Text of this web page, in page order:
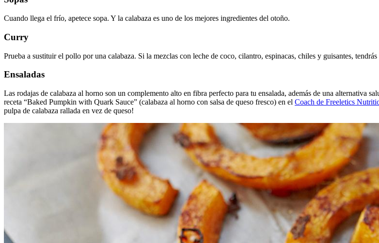
Cuando llega el frío, apetece sopa. Y la calabaza es uno de los mejores ingredientes del otoño.
Curry
Prueba a sustituir el pollo por una calabaza. Si la mezclas con leche de coco, cilantro, espinacas, chiles y guisantes,
Ensaladas
Las rodajas de calabaza al horno son un complemento alto en fibra perfecto para tu ensalada, además de una alternativa
receta “Baked Pumpkin with Quark Sauce” (calabaza al horno con salsa de queso fresco) en el Coach de Freeletics
pulpa de calabaza rallada en vez de queso!